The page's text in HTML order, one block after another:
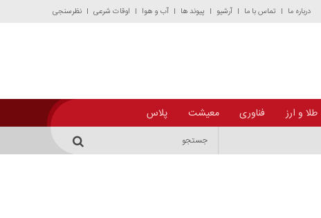
درباره ما تماس با ما آرشیو پیوند ها آب و هوا اوقات شرعی نظرسنجی
طلا و ارز فناوری معیشت پلاس